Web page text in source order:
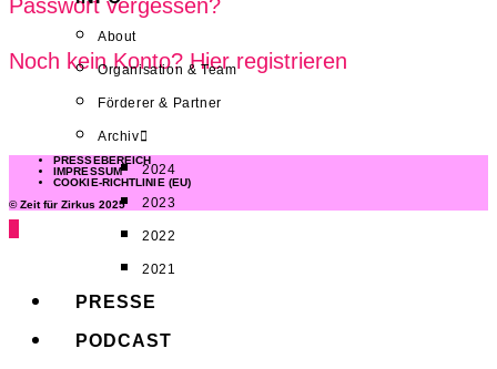
About
Organisation & Team
Förderer & Partner
Archiv
2024
2023
2022
2021
PRESSE
PODCAST
Passwort vergessen?
Noch kein Konto? Hier registrieren
PRESSEBEREICH
IMPRESSUM
COOKIE-RICHTLINIE (EU)
© Zeit für Zirkus 2025